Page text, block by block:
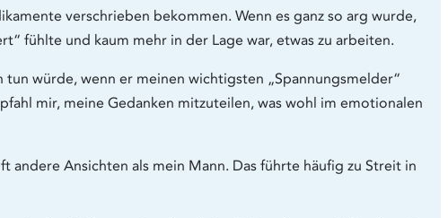
verschrieben bekommen. Wenn es ganz so arg wurde,
fühlte und kaum mehr in der Lage war, etwas zu arbeiten.
würde, wenn er meinen wichtigsten „Spannungsmelder“
mir, meine Gedanken mitzuteilen, was wohl im emotionalen
andere Ansichten als mein Mann. Das führte häufig zu Streit in